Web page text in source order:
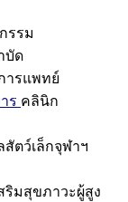
รรม
บัด
ารแพทย์
ร คลินิก
สัตว์เล็กจุฬาฯ
ริมสุขภาวะผู้สูง